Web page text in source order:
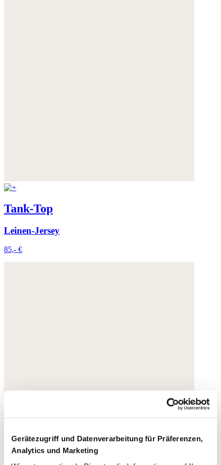
Gerätezugriff und Datenverarbeitung für Präferenzen,
Analytics und Marketing
Tank-Top
Leinen-Jersey
85,- €